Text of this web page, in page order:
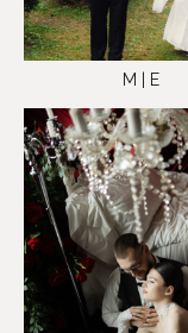
M | E